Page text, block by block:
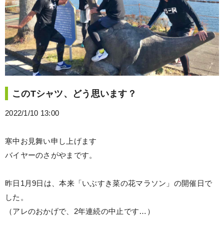
このTシャツ、どう思います？
2022/1/10 13:00
寒中お見舞い申し上げます
バイヤーのさがやまです。
昨日1月9日は、本来「いぶすき菜の花マラソン」の開催日で
した。
（アレのおかげで、2年連続の中止です…）